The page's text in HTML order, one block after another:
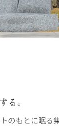
る。
のもとに眠る